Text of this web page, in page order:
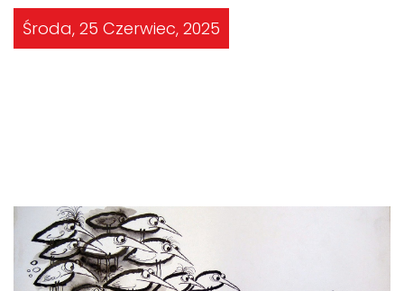
Środa, 25 Czerwiec, 2025